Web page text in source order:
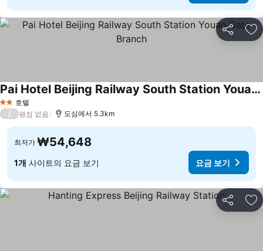
공유 즐
2 성급호텔
Pai Hotel Beijing Railway South Station Youan Gate Branch
/ 평점 없음 도심에서 5.3km
최저가 ₩54,648
1개 사이트의 요금 보기 요금 보기
공유 즐